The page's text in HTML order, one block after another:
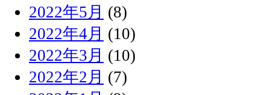
2022年5月 (8)
2022年4月 (10)
2022年3月 (10)
2022年2月 (7)